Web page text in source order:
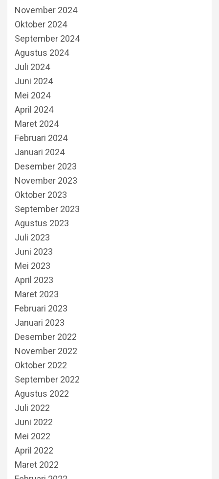
November 2024
Oktober 2024
September 2024
Agustus 2024
Juli 2024
Juni 2024
Mei 2024
April 2024
Maret 2024
Februari 2024
Januari 2024
Desember 2023
November 2023
Oktober 2023
September 2023
Agustus 2023
Juli 2023
Juni 2023
Mei 2023
April 2023
Maret 2023
Februari 2023
Januari 2023
Desember 2022
November 2022
Oktober 2022
September 2022
Agustus 2022
Juli 2022
Juni 2022
Mei 2022
April 2022
Maret 2022